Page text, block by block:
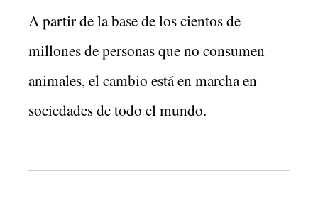
A partir de la base de los cientos de
millones de personas que no consumen
animales, el cambio está en marcha en
sociedades de todo el mundo.